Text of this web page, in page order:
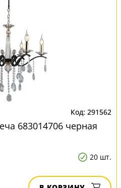
291562
683014706 черная
20 шт.